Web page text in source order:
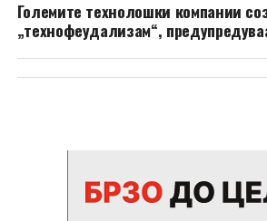
Големите технолошки компании
„технофеудализам“,